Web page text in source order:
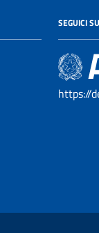
SEGUICI SU
https://